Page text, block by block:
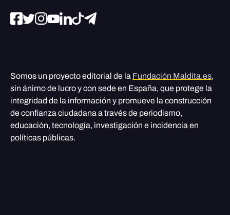
Somos un proyecto editorial de la Fundación Maldita.es,
sin ánimo de lucro y con sede en España, que protege la
integridad de la información y promueve la construcción
de confianza ciudadana a través de periodismo,
educación, tecnología, investigación e incidencia en
políticas públicas.